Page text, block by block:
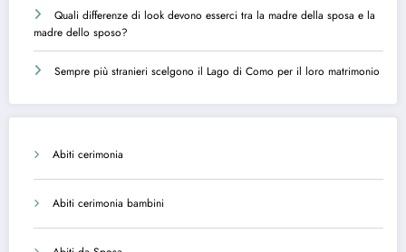
Quali differenze di look devono esserci tra la madre della sposa e la
madre dello sposo?
Sempre più stranieri scelgono il Lago di Como per il loro matrimonio
Abiti cerimonia
Abiti cerimonia bambini